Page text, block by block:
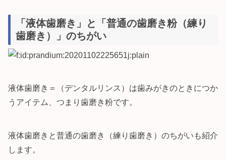
「液体歯磨き」と「普通の歯磨き粉（練り
歯磨き）」のちがい
液体歯磨き＝（デンタルリンス）は歯みがきのときにつか
うアイテム、つまり歯磨き粉です。
液体歯磨きと普通の歯磨き（練り歯磨き）のちがいも紹介
します。